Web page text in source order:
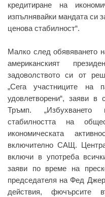
кредитиране на
изпълнявайки мандата си
ценова стабилност“.
Малко след обявяването
американският
задоволството си от
„Сега участниците на
удовлетворени“, заяви
Тръмп. „Избухването
стабилността на
икономическата
включително САЩ.
включи в употреба
заяви по време на
председателя на Фед
действия, фючърсите